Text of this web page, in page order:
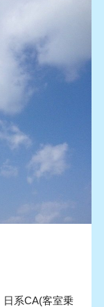
日系CA(客室乗